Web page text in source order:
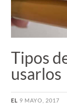
Tipos
usarlos
EL 9 MAYO, 2017